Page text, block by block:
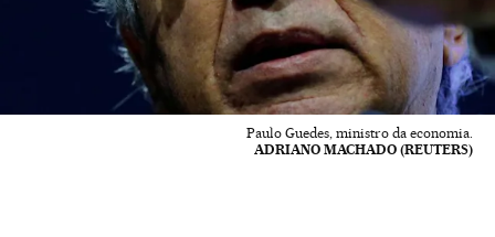
Paulo Guedes, ministro da economia.
ADRIANO MACHADO (REUTERS)